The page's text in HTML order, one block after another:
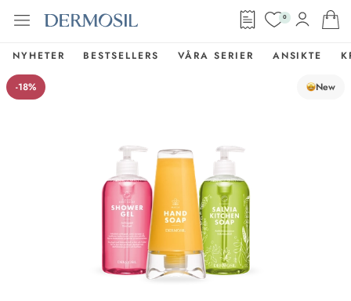
0
NYHETER BESTSELLERS VÅRA SERIER ANSIKTE
-18% New